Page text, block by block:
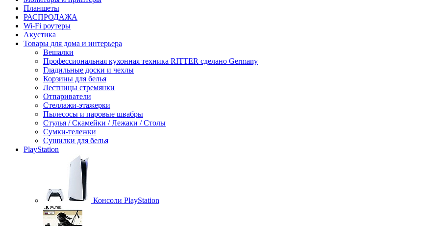
Планшеты
РАСПРОДАЖА
Wi-Fi роутеры
Акустика
Товары для дома и интерьера
Вешалки
Профессиональная кухонная техника RITTER сделано Germany
Гладильные доски и чехлы
Корзины для белья
Лестницы стремянки
Отпариватели
Стеллажи-этажерки
Пылесосы и паровые швабры
Стулья / Скамейки / Лежаки / Столы
Сумки-тележки
Сушилки для белья
PlayStation
Консоли PlayStation